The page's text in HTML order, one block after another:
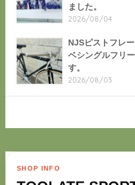
ました。
2026/08/04
NJSピストフレ
ベシングルフリ
す。
2026/08/03
SHOP INFO